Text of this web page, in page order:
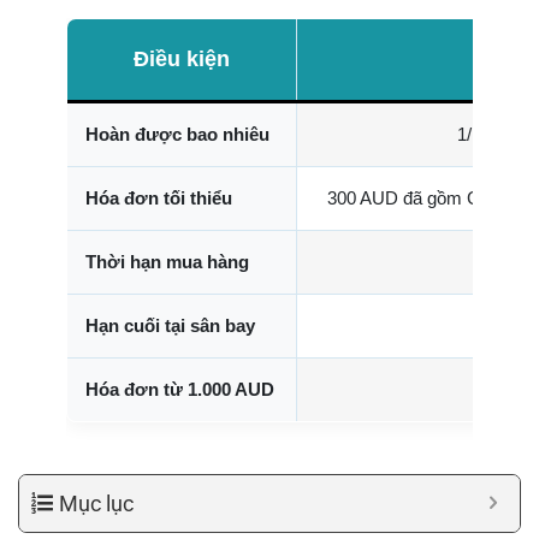
Điều kiện
Hoàn được bao nhiêu 1/11 giá
Hóa đơn tối thiểu 300 AUD đã gồm GST, từ
Thời hạn mua hàng
Hạn cuối tại sân bay
Hóa đơn từ 1.000 AUD
Mục lục